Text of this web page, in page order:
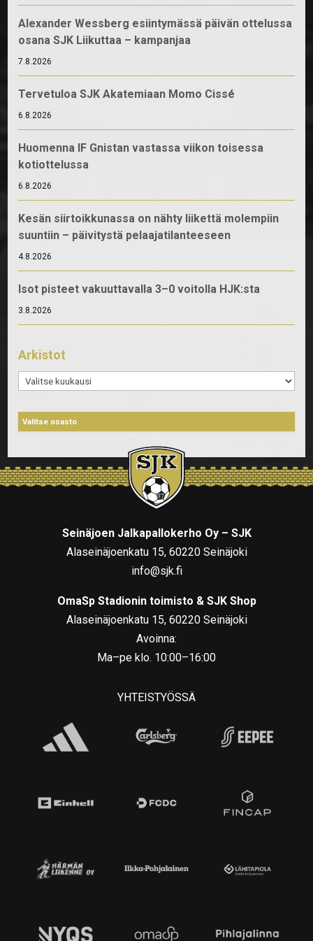
Alexander Wessberg esiintymässä päivän ottelussa
osana SJK Liikuttaa – kampanjaa
7.8.2026
Tervetuloa SJK Akatemiaan Momo Cissé
6.8.2026
Huomenna IF Gnistan vastassa viikon toisessa
kotiottelussa
6.8.2026
Kesän siirtoikkunassa on nähty liikettä molempiin
suuntiin – päivitystä pelaajatilanteeseen
4.8.2026
Isot pisteet vakuuttavalla 3–0 voitolla HJK:sta
3.8.2026
Arkistot
Arkistot
Seinäjoen Jalkapallokerho Oy – SJK
Alaseinäjoenkatu 15, 60220 Seinäjoki
info@sjk.fi
OmaSp Stadionin toimisto & SJK Shop
Alaseinäjoenkatu 15, 60220 Seinäjoki
Avoinna:
Ma–pe klo. 10:00–16:00
YHTEISTYÖSSÄ